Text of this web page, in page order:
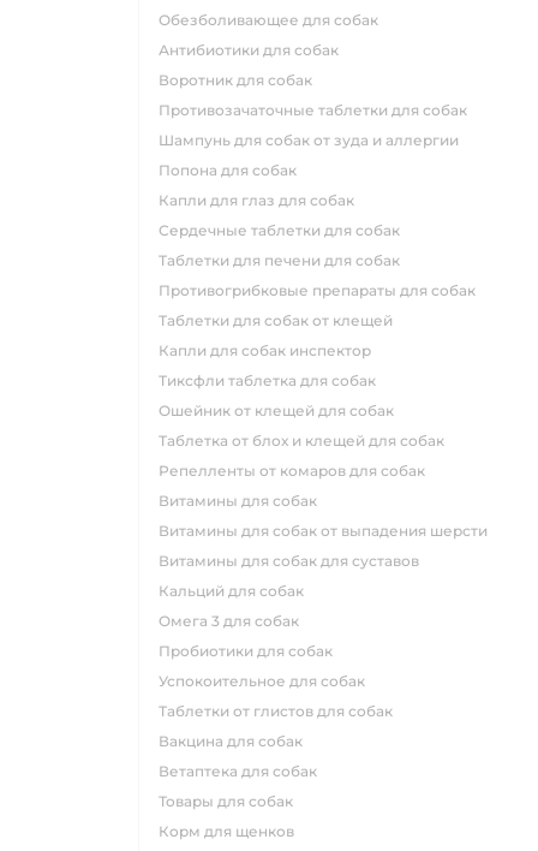
обезболивающее для собак
антибиотики для собак
воротник для собак
противозачаточные таблетки для собак
шампунь для собак от зуда и аллергии
попона для собак
капли для глаз для собак
сердечные таблетки для собак
таблетки для печени для собак
противогрибковые препараты для собак
таблетки для собак от клещей
капли для собак инспектор
тиксфли таблетка для собак
ошейник от клещей для собак
таблетка от блох и клещей для собак
репелленты от комаров для собак
витамины для собак
витамины для собак от выпадения шерсти
витамины для собак для суставов
кальций для собак
омега 3 для собак
пробиотики для собак
успокоительное для собак
таблетки от глистов для собак
вакцина для собак
ветаптека для собак
товары для собак
корм для щенков